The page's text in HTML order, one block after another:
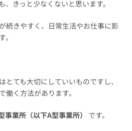
きっと少なくないと思います。
続きやすく、日常生活やお仕事に影
とても大切にしていいものですし、
く方法があります。
事業所（以下A型事業所） です。